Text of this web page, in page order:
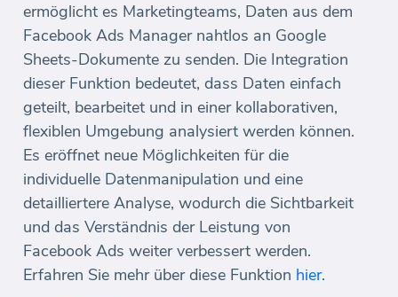
ermöglicht es Marketingteams, Daten aus dem
Facebook Ads Manager nahtlos an Google
Sheets-Dokumente zu senden. Die Integration
dieser Funktion bedeutet, dass Daten einfach
geteilt, bearbeitet und in einer kollaborativen,
flexiblen Umgebung analysiert werden können.
Es eröffnet neue Möglichkeiten für die
individuelle Datenmanipulation und eine
detailliertere Analyse, wodurch die Sichtbarkeit
und das Verständnis der Leistung von
Facebook Ads weiter verbessert werden.
Erfahren Sie mehr über diese Funktion hier.